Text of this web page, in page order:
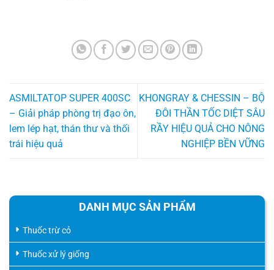
ASMILTATOP SUPER 400SC
– Giải pháp phòng trị đạo ôn,
lem lép hạt, thán thư và thối
trái hiệu quả
KHONGRAY & CHESSIN – BỘ
ĐÔI THẦN TỐC DIỆT SÂU
RẦY HIỆU QUẢ CHO NÔNG
NGHIỆP BỀN VỮNG
DANH MỤC SẢN PHẨM
Thuốc trừ cỏ
Thuốc xử lý giống